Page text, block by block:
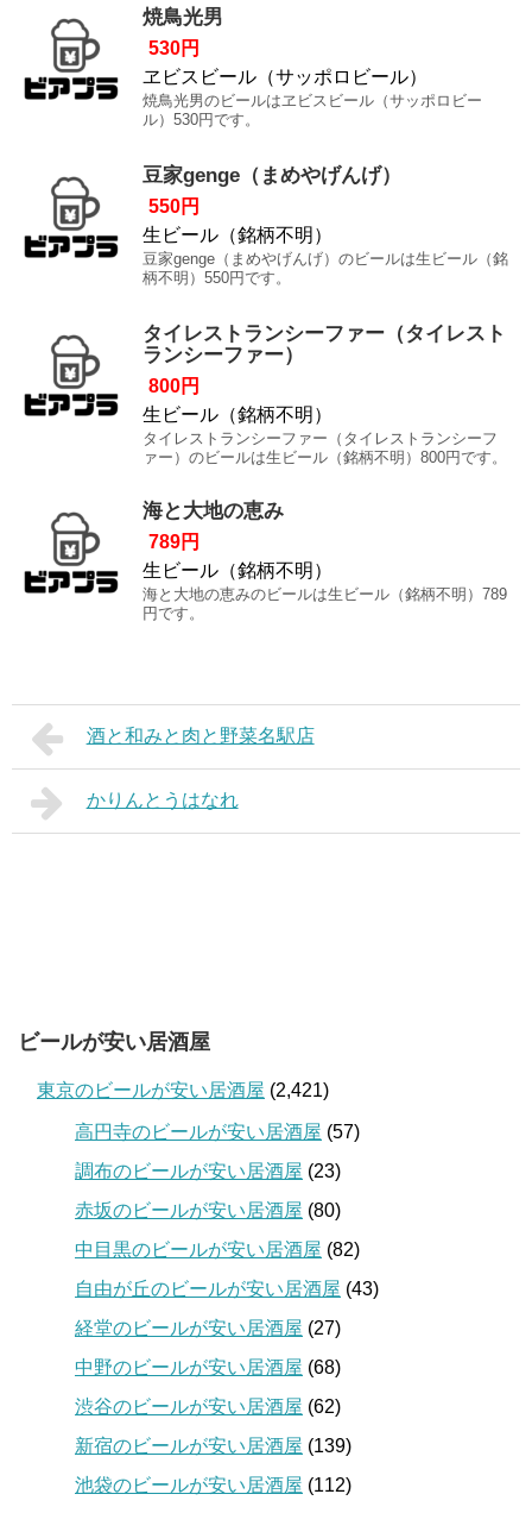
焼鳥光男
530円
ヱビスビール（サッポロビール）
焼鳥光男のビールはヱビスビール（サッポロビー
ル）530円です。
豆家genge（まめやげんげ）
550円
生ビール（銘柄不明）
豆家genge（まめやげんげ）のビールは生ビール（銘
柄不明）550円です。
タイレストランシーファー（タイレスト
ランシーファー）
800円
生ビール（銘柄不明）
タイレストランシーファー（タイレストランシーフ
ァー）のビールは生ビール（銘柄不明）800円です。
海と大地の恵み
789円
生ビール（銘柄不明）
海と大地の恵みのビールは生ビール（銘柄不明）789
円です。
酒と和みと肉と野菜名駅店
かりんとうはなれ
ビールが安い居酒屋
東京のビールが安い居酒屋 (2,421)
高円寺のビールが安い居酒屋 (57)
調布のビールが安い居酒屋 (23)
赤坂のビールが安い居酒屋 (80)
中目黒のビールが安い居酒屋 (82)
自由が丘のビールが安い居酒屋 (43)
経堂のビールが安い居酒屋 (27)
中野のビールが安い居酒屋 (68)
渋谷のビールが安い居酒屋 (62)
新宿のビールが安い居酒屋 (139)
池袋のビールが安い居酒屋 (112)